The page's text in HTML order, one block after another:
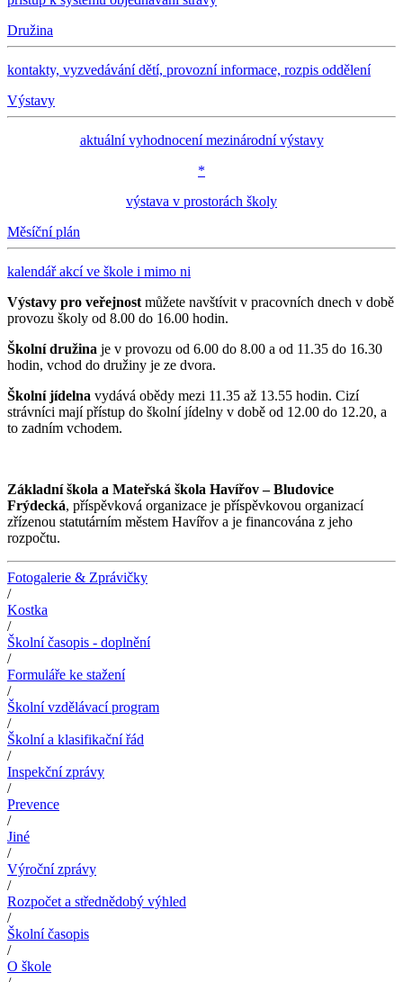
Družina
kontakty, vyzvedávání dětí, provozní informace, rozpis oddělení
Výstavy
aktuální vyhodnocení mezinárodní výstavy
*
výstava v prostorách školy
Měsíční plán
kalendář akcí ve škole i mimo ni
Výstavy pro veřejnost můžete navštívit v pracovních dnech v době
provozu školy od 8.00 do 16.00 hodin.
Školní družina je v provozu od 6.00 do 8.00 a od 11.35 do 16.30
hodin, vchod do družiny je ze dvora.
Školní jídelna vydává obědy mezi 11.35 až 13.55 hodin. Cizí
strávníci mají přístup do školní jídelny v době od 12.00 do 12.20, a
to zadním vchodem.
Základní škola a Mateřská škola Havířov – Bludovice
Frýdecká, příspěvková organizace je příspěvkovou organizací
zřízenou statutárním městem Havířov a je financována z jeho
rozpočtu.
Fotogalerie & Zprávičky
/
Kostka
/
Školní časopis - doplnění
/
Formuláře ke stažení
/
Školní vzdělávací program
/
Školní a klasifikační řád
/
Inspekční zprávy
/
Prevence
/
Jiné
/
Výroční zprávy
/
Rozpočet a střednědobý výhled
/
Školní časopis
/
O škole